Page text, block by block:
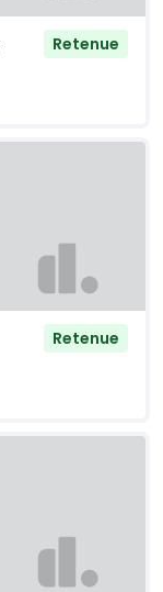
Retenue
Retenue